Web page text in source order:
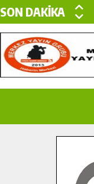
SON DAKİKA